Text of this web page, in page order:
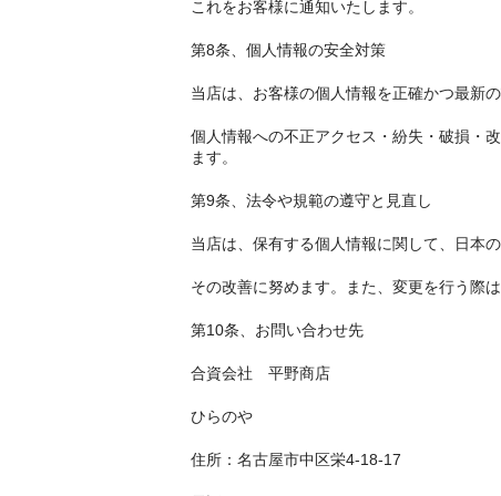
これをお客様に通知いたします。
第8条、個人情報の安全対策
当店は、お客様の個人情報を正確かつ最新の
個人情報への不正アクセス・紛失・破損・
ます。
第9条、法令や規範の遵守と見直し
当店は、保有する個人情報に関して、日本
その改善に努めます。また、変更を行う際
第10条、お問い合わせ先
合資会社 平野商店
ひらのや
住所：名古屋市中区栄4-18-17